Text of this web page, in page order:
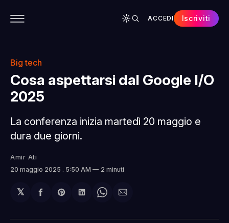
ACCEDI Iscriviti
Big tech
Cosa aspettarsi dal Google I/O
2025
La conferenza inizia martedì 20 maggio e
dura due giorni.
Amir Ati
20 maggio 2025 . 5:50 AM 2 minuti
𝕏
Condividi
Facebook
Share
Pinterest
Condividi
LinkedIn
Share
WhatsApp
Condividi
email